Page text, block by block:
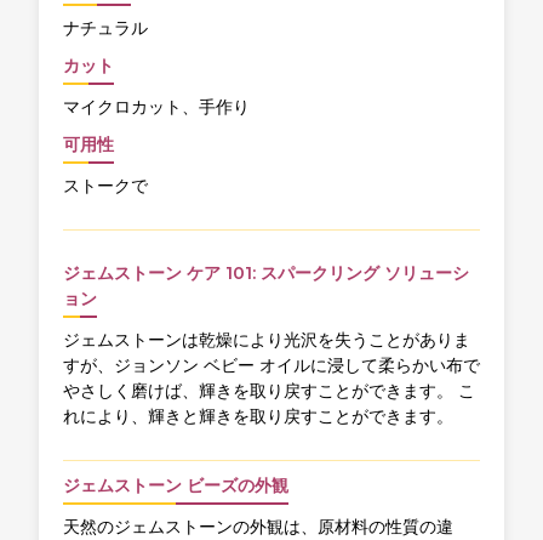
ナチュラル
カット
マイクロカット、手作り
可用性
ストークで
ジェムストーン ケア 101: スパークリング ソリューシ
ョン
ジェムストーンは乾燥により光沢を失うことがありま
すが、ジョンソン ベビー オイルに浸して柔らかい布で
やさしく磨けば、輝きを取り戻すことができます。 こ
れにより、輝きと輝きを取り戻すことができます。
ジェムストーン ビーズの外観
天然のジェムストーンの外観は、原材料の性質の違